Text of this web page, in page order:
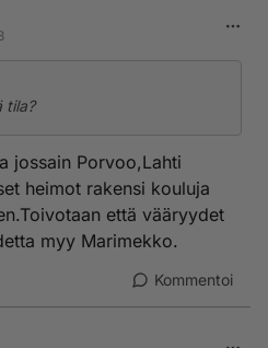
tila?
jossain Porvoo,Lahti
heimot rakensi kouluja
että vääryydet
myy Marimekko.
Kommentoi